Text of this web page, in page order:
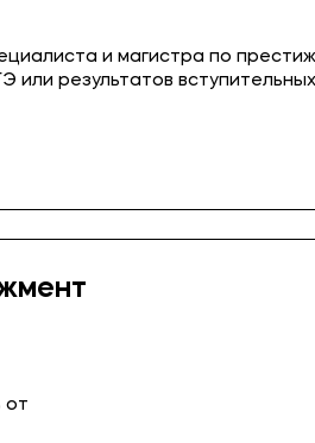
и магистра по
результатов
от